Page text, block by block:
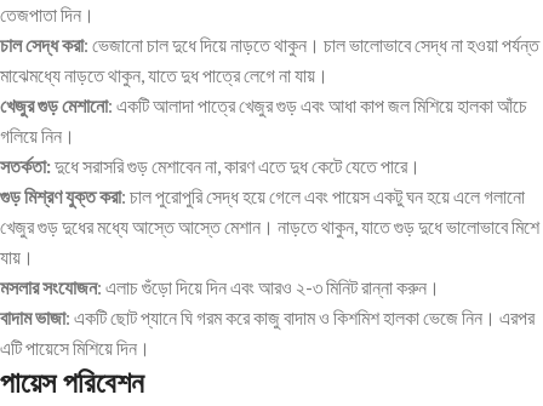
তেজপাতা দিন।
চাল সেদ্ধ করা: ভেজানো চাল দুধে দিয়ে নাড়তে থাকুন। চাল ভালোভাবে সেদ্ধ না হওয়া পর্যন্ত
মাঝেমধ্যে নাড়তে থাকুন, যাতে দুধ পাত্রে লেগে না যায়।
খেজুর গুড় মেশানো: একটি আলাদা পাত্রে খেজুর গুড় এবং আধা কাপ জল মিশিয়ে হালকা আঁচে
গলিয়ে নিন।
সতর্কতা:দুধে সরাসরি গুড় মেশাবেন না, কারণ এতে দুধ কেটে যেতে পারে।
গুড় মিশ্রণ যুক্ত করা: চাল পুরোপুরি সেদ্ধ হয়ে গেলে এবং পায়েস একটু ঘন হয়ে এলে গলানো
খেজুর গুড় দুধের মধ্যে আস্তে আস্তে মেশান। নাড়তে থাকুন, যাতে গুড় দুধে ভালোভাবে মিশে
যায়।
মসলার সংযোজন: এলাচ গুঁড়ো দিয়ে দিন এবং আরও ২-৩ মিনিট রান্না করুন।
বাদাম ভাজা: একটি ছোট প্যানে ঘি গরম করে কাজু বাদাম ও কিশমিশ হালকা ভেজে নিন। এরপর
এটি পায়েসে মিশিয়ে দিন।
পায়েস পরিবেশন